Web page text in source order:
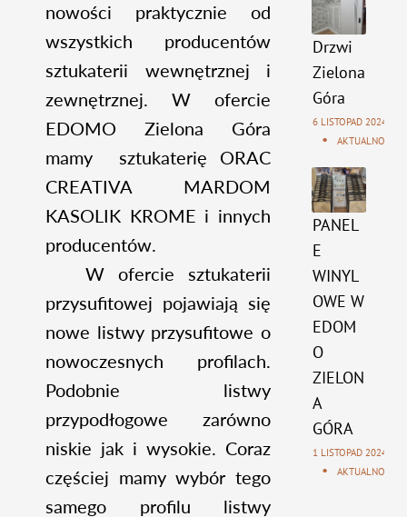
nowości praktycznie od
wszystkich producentów
sztukaterii wewnętrznej i
zewnętrznej. W ofercie
EDOMO Zielona Góra
mamy sztukaterię ORAC
CREATIVA MARDOM
KASOLIK KROME i innych
producentów.
W ofercie sztukaterii
przysufitowej pojawiają się
nowe listwy przysufitowe o
nowoczesnych profilach.
Podobnie listwy
przypodłogowe zarówno
niskie jak i wysokie. Coraz
częściej mamy wybór tego
samego profilu listwy
Drzwi
Zielona
Góra
6 LISTOPAD 2024
AKTUALNOŚCI
PANEL
E
WINYL
OWE W
EDOM
O
ZIELON
A
GÓRA
1 LISTOPAD 2024
AKTUALNOŚCI